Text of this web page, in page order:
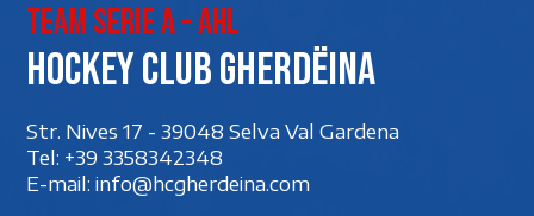
Team Serie A - AHL
Hockey club Gherdëina
Str. Nives 17 - 39048 Selva Val Gardena
Tel: +39 3358342348
E-mail: info@hcgherdeina.com